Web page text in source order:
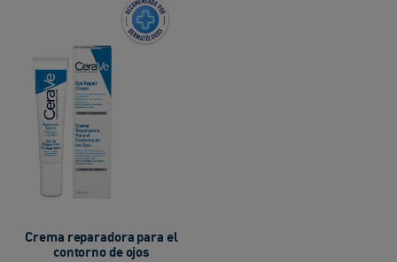
Crema reparadora para el
contorno de ojos